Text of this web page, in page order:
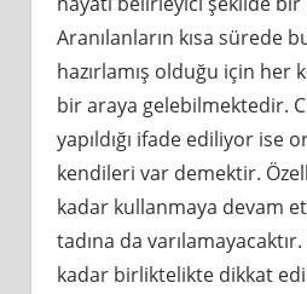
Aranılanların kısa sürede
hazırlamış olduğu için her
bir araya gelebilmektedir.
yapıldığı ifade ediliyor ise
kendileri var demektir.
kadar kullanmaya devam
tadına da
kadar birliktelikte dikkat